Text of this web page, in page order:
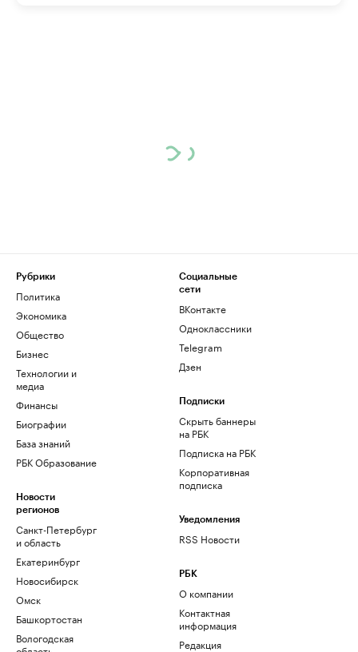
Рубрики
Политика
Экономика
Общество
Бизнес
Технологии и
медиа
Финансы
Биографии
База знаний
РБК Образование
Новости
регионов
Санкт-Петербург
и область
Екатеринбург
Новосибирск
Омск
Башкортостан
Вологодская
Социальные
сети
ВКонтакте
Одноклассники
Telegram
Дзен
Подписки
Скрыть баннеры
на РБК
Подписка на РБК
Корпоративная
подписка
Уведомления
RSS Новости
РБК
О компании
Контактная
информация
Редакция